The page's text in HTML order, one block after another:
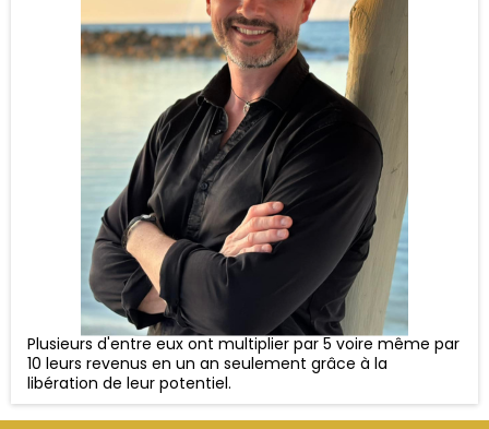
Plusieurs d'entre eux ont multiplier par 5 voire même par
10 leurs revenus en un an seulement grâce à la
libération de leur potentiel.